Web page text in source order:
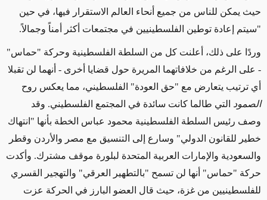
حيث يمكن للناس من جميع أنحاء العالم الاستقرار فيها، في حين
"سيتم إعادة توطين الفلسطينيين في مجتمعات أكثر أمناً وجمالاً.
وردًا على ذلك، أعلنت كل من السلطة الفلسطينية وحركة "حماس"
- على الرغم من خلافاتهما المريرة حول قضايا أخرى - أنهما لن تقبلا
أي ترتيب يتعارض مع "حق العودة" الفلسطيني، مما يعكس روح
الصمود التي طالما كانت سائدة في المجتمع الفلسطيني. وقد
وصف رئيس السلطة الفلسطينية محمود عباس الخطة بأنها "انتهاك
خطير للقانون الدولي" وسارع إلى التنسيق مع مصر والأردن وقطر
والسعودية والإمارات العربية المتحدة لبلورة موقف مشترك. وأكدت
حركة "حماس" أنها لن تسمح "بالتطهير العرقي" والتهجير القسري
للفلسطينيين من غزة، حيث قال العضو البارز في الحركة عزت